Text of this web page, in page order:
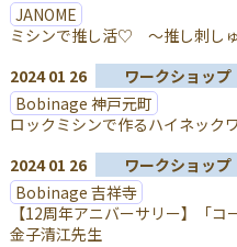
JANOME
ミシンで推し活♡ ～推し刺し
2024 01 26
ワークショップ
Bobinage 神戸元町
ロックミシンで作るハイネック
2024 01 26
ワークショップ
Bobinage 吉祥寺
【12周年アニバーサリー】「コ
金子清江先生